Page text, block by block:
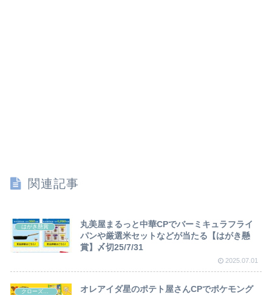
関連記事
はがき懸賞
丸美屋まるっと中華CPでバーミキュラフライ
パンや厳選米セットなどが当たる【はがき懸
賞】〆切25/7/31
2025.07.01
オレアイダ星のポテト屋さんCPでポケモング